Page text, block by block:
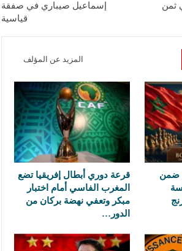
ثمن
إسماعيل صيباري في صفقة
قياسية
المزيد عن المؤلف
ضمن
قرعة دوري أبطال إفريقيا تضع
المغرب الفاسي أمام اختبار
مبكر وتعفي نهضة بركان من
الدور…